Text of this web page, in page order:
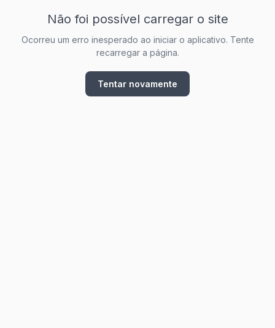
Não foi possível carregar o site
Ocorreu um erro inesperado ao iniciar o aplicativo. Tente
recarregar a página.
Tentar novamente